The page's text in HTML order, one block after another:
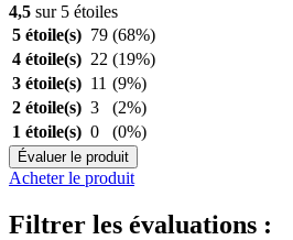
4,5 sur 5 étoiles
5 étoile(s) 79 (68%)
4 étoile(s) 22 (19%)
3 étoile(s) 11 (9%)
2 étoile(s) 3
(2%)
1 étoile(s) 0 (0%)
Évaluer le produit
Acheter le produit
Filtrer les évaluations :